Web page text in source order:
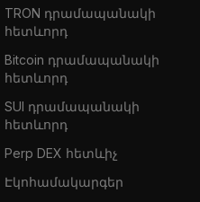
TRON դրամապանակի
հետևորդ
Bitcoin դրամապանակի
հետևորդ
SUI դրամապանակի
հետևորդ
Perp DEX հետևիչ
Էկոհամակարգեր